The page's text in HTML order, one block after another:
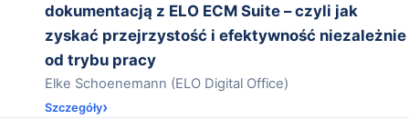
dokumentacją z ELO ECM Suite – czyli jak
zyskać przejrzystość i efektywność niezależnie
od trybu pracy
Elke Schoenemann (ELO Digital Office)
Szczegóły